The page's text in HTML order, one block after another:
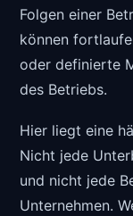
Folgen einer
können
oder definierte
des Betriebs.
Hier liegt eine
Nicht jede
und nicht jede
Unternehmen.